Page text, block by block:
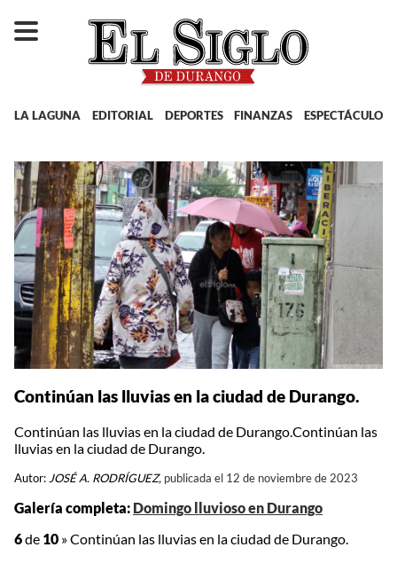
LA LAGUNA EDITORIAL DEPORTES FINANZAS ESPECTÁCULOS
Continúan las lluvias en la ciudad de Durango.
Continúan las lluvias en la ciudad de Durango.Continúan las
lluvias en la ciudad de Durango.
Autor:JOSÉ A. RODRÍGUEZ, publicada el 12 de noviembre de 2023
Galería completa: Domingo lluvioso en Durango
6de 10 »Continúan las lluvias en la ciudad de Durango.